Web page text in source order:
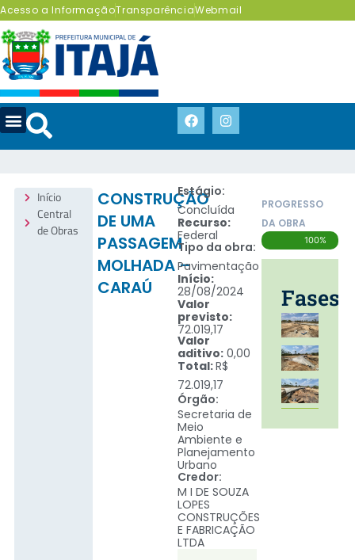
Acesso a InformaçãoTransparênciaWebmail
Início
Central
de Obras
CONSTRUÇÃO
DE UMA
PASSAGEM
MOLHADA –
CARAÚ
Estágio:
Concluída
Recurso:
Federal
Tipo da obra:
Pavimentação
Início:
28/08/2024
Valor
previsto:
72.019,17
Valor
aditivo: 0,00
Total:R$
72.019,17
Órgão:
Secretaria de
Meio
Ambiente e
Planejamento
Urbano
Credor:
M I DE SOUZA
LOPES
CONSTRUÇÕES
E FABRICAÇÃO
LTDA
PROGRESSO
DA OBRA
100%
Fases